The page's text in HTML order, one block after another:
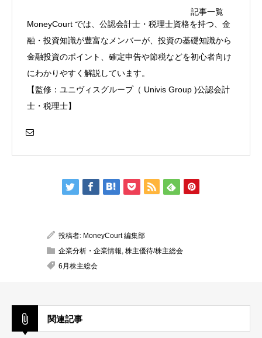
記事一覧
MoneyCourt では、公認会計士・税理士資格を持つ、金
融・投資知識が豊富なメンバーが、投資の基礎知識から
金融投資のポイント、確定申告や節税などを初心者向け
にわかりやすく解説しています。
【監修：ユニヴィスグループ（ Univis Group )公認会計
士・税理士】
投稿者: MoneyCourt 編集部
企業分析・企業情報 株主優待/株主総会
6月株主総会
関連記事